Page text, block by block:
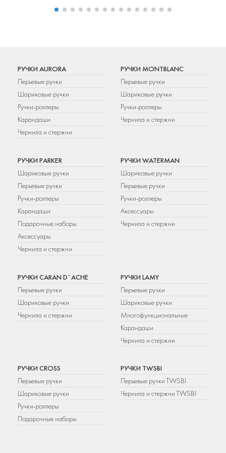
РУЧКИ AURORA
Перьевые ручки
Шариковые ручки
Ручки-роллеры
Карандаши
Чернила и стержни
РУЧКИ MONTBLANC
Перьевые ручки
Шариковые ручки
Ручки-роллеры
Чернила и стержни
РУЧКИ PARKER
Шариковые ручки
Перьевые ручки
Ручки-роллеры
Карандаши
Подарочные наборы
Аксессуары
Чернила и стержни
РУЧКИ WATERMAN
Шариковые ручки
Перьевые ручки
Ручки-роллеры
Аксессуары
Чернила и стержни
РУЧКИ CARAN D`ACHE
Перьевые ручки
Шариковые ручки
Чернила и стержни
РУЧКИ LAMY
Перьевые ручки
Шариковые ручки
Многофункциональные
Карандаши
Чернила и стержни
РУЧКИ CROSS
Перьевые ручки
Шариковые ручки
Ручки-роллеры
Подарочные наборы
РУЧКИ TWSBI
Перьевые ручки TWSBI
Чернила и стержни TWSBI